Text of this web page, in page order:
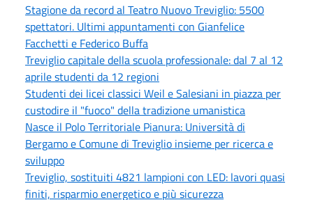
Stagione da record al Teatro Nuovo Treviglio: 5500
spettatori. Ultimi appuntamenti con Gianfelice
Facchetti e Federico Buffa
Treviglio capitale della scuola professionale: dal 7 al 12
aprile studenti da 12 regioni
Studenti dei licei classici Weil e Salesiani in piazza per
custodire il "fuoco" della tradizione umanistica
Nasce il Polo Territoriale Pianura: Università di
Bergamo e Comune di Treviglio insieme per ricerca e
sviluppo
Treviglio, sostituiti 4821 lampioni con LED: lavori quasi
finiti, risparmio energetico e più sicurezza